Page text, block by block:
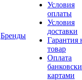
Бренды
Условия
оплаты
Условия
доставки
Гарантия
товар
Оплата
картами